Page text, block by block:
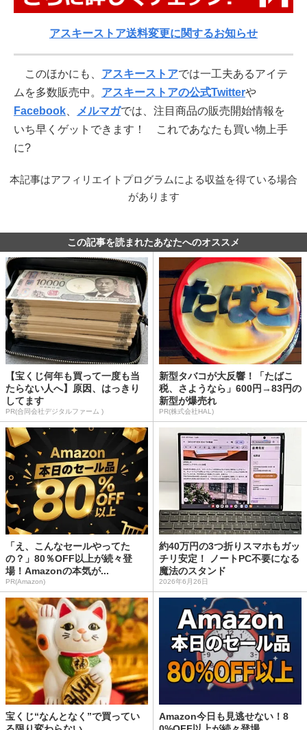
アスキーストア送料変更に関するお知らせ
このほかにも、 アスキーストアでは一工夫あるアイテ
ムを多数販売中。 アスキーストアの公式Twitterや
Facebook
メルマガでは、注目商品の販売開始情報を
いち早くゲットできます！ これであなたも買い物上手
に?
本記事はアフィリエイトプログラムによる収益を得ている場合
があります
この記事を読まれたあなたへのオススメ
【宝くじ何年も買って一度も当
たらない人へ】原因、はっきり
してます
PR(合同会社デジタルファーム )
新型タバコが大反響！「たばこ
税、さようなら」600円→83円の
新型が爆売れ
PR(株式会社HAL)
「え、こんなセールやってた
の？」80％OFF以上が続々登
場！Amazonの本気が...
PR(Amazon)
約40万円の3つ折りスマホもガッ
チリ安定！ ノートPC不要になる
魔法のスタンド
2026年6月26日
宝くじ“なんとなく”で買ってい
Amazon今日も見逃せない！8